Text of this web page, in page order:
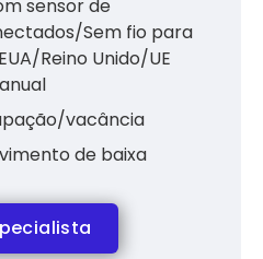
sensor de
Sem fio para
Reino Unido/UE
vacância
de baixa